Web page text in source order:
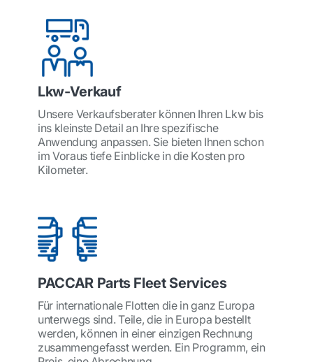
Lkw-Verkauf
Unsere Verkaufsberater können Ihren Lkw bis
ins kleinste Detail an Ihre spezifische
Anwendung anpassen. Sie bieten Ihnen schon
im Voraus tiefe Einblicke in die Kosten pro
Kilometer.
PACCAR Parts Fleet Services
Für internationale Flotten die in ganz Europa
unterwegs sind. Teile, die in Europa bestellt
werden, können in einer einzigen Rechnung
zusammengefasst werden. Ein Programm, ein